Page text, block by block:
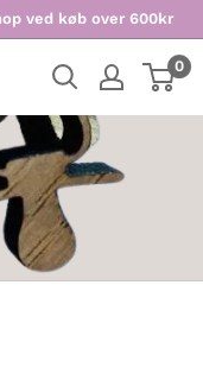
ved køb over 600kr
0